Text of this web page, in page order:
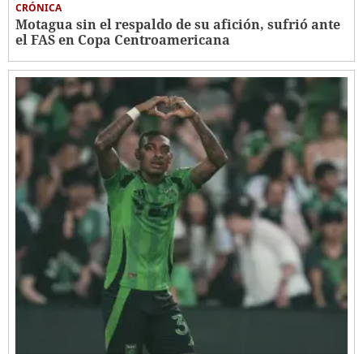
CRÓNICA
Motagua sin el respaldo de su afición, sufrió ante
el FAS en Copa Centroamericana